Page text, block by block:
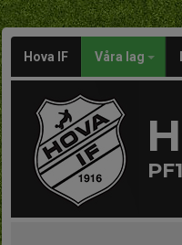
Hova IF Våra lag